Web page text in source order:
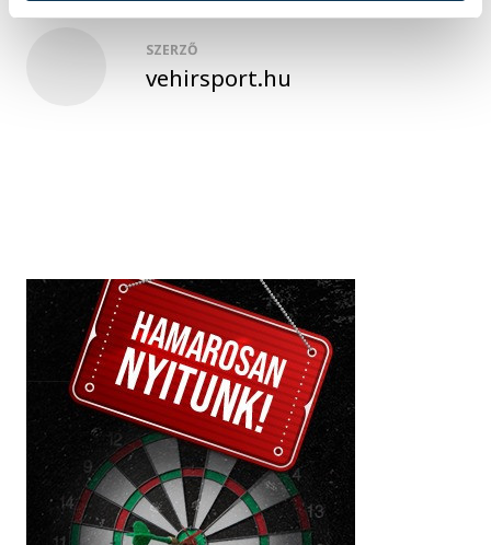
SZERZŐ
vehirsport.hu